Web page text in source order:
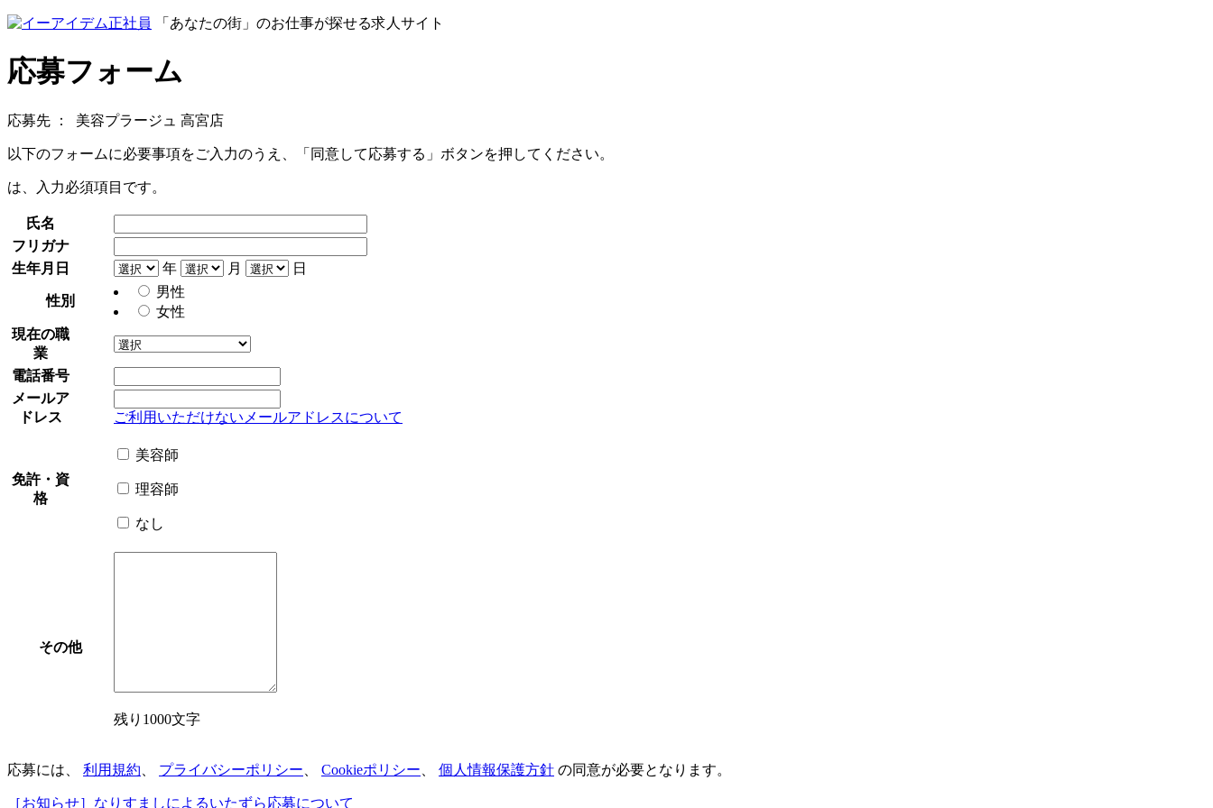
「あなたの街」のお仕事が探せる求人サイト
応募フォーム
応募先 ： 美容プラージュ 高宮店
以下のフォームに必要事項をご入力のうえ、「同意して応募する」ボタンを押してください。
は、入力必須項目です。
氏名
フリガナ
生年月日
年 月 日
性別
男性
女性
現在の職
業
電話番号
メールア
ドレス
ご利用いただけないメールアドレスについて
免許・資
格
美容師
理容師
なし
その他
残り1000文字
応募には、 利用規約 プライバシーポリシー Cookieポリシー 個人情報保護方針 の同意が必要となります。
［お知らせ］なりすましによるいたずら応募について